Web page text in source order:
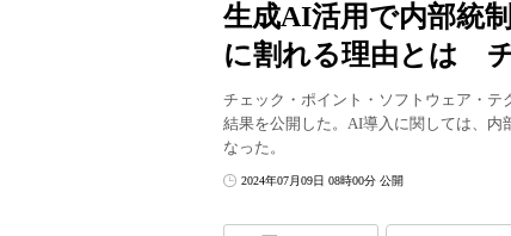
生成AI活用で内部統
に割れる理由とは
チェック・ポイント・ソフトウェア・
結果を公開した。AI導入に関しては、
なった。
2024年07月09日 08時00分 公開